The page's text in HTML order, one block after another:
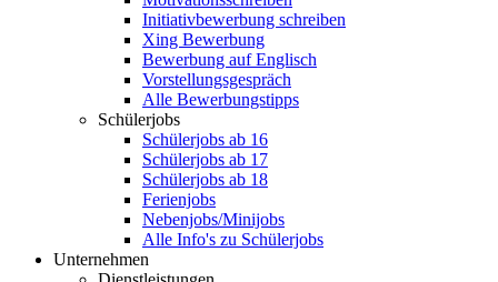
Initiativbewerbung schreiben
Xing Bewerbung
Bewerbung auf Englisch
Vorstellungsgespräch
Alle Bewerbungstipps
Schülerjobs
Schülerjobs ab 16
Schülerjobs ab 17
Schülerjobs ab 18
Ferienjobs
Nebenjobs/Minijobs
Alle Info's zu Schülerjobs
Unternehmen